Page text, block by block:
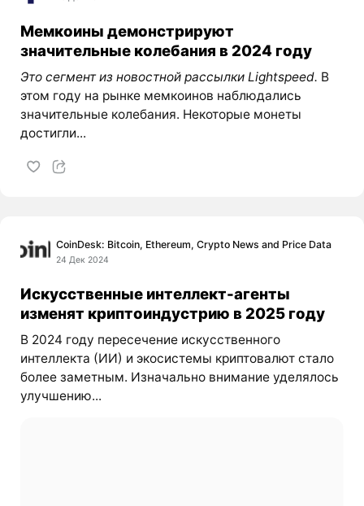
Мемкоины демонстрируют
значительные колебания в 2024 году
Это сегмент из новостной рассылки Lightspeed. В
этом году на рынке мемкоинов наблюдались
значительные колебания. Некоторые монеты
достигли...
CoinDesk: Bitcoin, Ethereum, Crypto News and Price Data
24 Дек 2024
Искусственные интеллект-агенты
изменят криптоиндустрию в 2025 году
В 2024 году пересечение искусственного
интеллекта (ИИ) и экосистемы криптовалют стало
более заметным. Изначально внимание уделялось
улучшению...